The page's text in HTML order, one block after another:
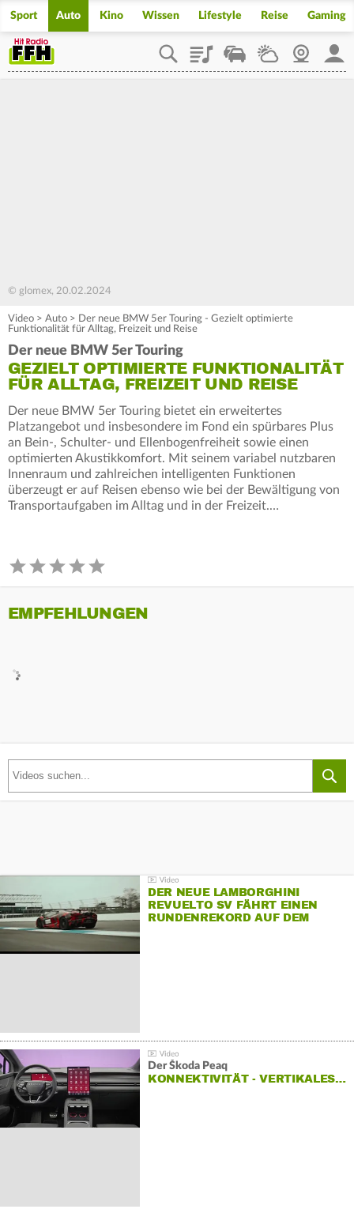
Sport Auto Kino Wissen Lifestyle Reise Gaming
PlaylistStaupilotWetterWebcam
© glomex, 20.02.2024
Video > Auto > Der neue BMW 5er Touring - Gezielt optimierte
Funktionalität für Alltag, Freizeit und Reise
Der neue BMW 5er Touring
GEZIELT OPTIMIERTE FUNKTIONALITÄT
FÜR ALLTAG, FREIZEIT UND REISE
Der neue BMW 5er Touring bietet ein erweitertes
Platzangebot und insbesondere im Fond ein spürbares Plus
an Bein-, Schulter- und Ellenbogenfreiheit sowie einen
optimierten Akustikkomfort. Mit seinem variabel nutzbaren
Innenraum und zahlreichen intelligenten Funktionen
überzeugt er auf Reisen ebenso wie bei der Bewältigung von
Transportaufgaben im Alltag und in der Freizeit.…
EMPFEHLUNGEN
DER NEUE LAMBORGHINI
REVUELTO SV FÄHRT EINEN
RUNDENREKORD AUF DEM
Der Škoda Peaq
KONNEKTIVITÄT - VERTIKALES…